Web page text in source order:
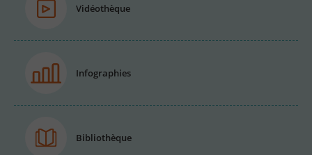
Vidéothèque
Infographies
Bibliothèque